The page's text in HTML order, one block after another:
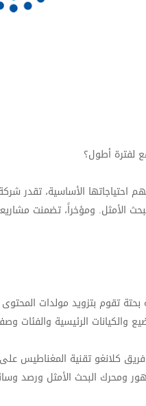
لفترة أطول؟
احتياجاتها الأساسية، تقدر
الأمثل. ومؤخراً، تضمنت
بحتة تقوم بتزويد مولدات
والكيانات الرئيسية والفئات
كلانغو تقنية المغناطيس
ومحرك البحث الأمثل ورصد